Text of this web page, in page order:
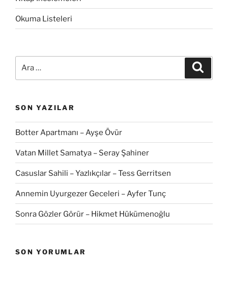
Okuma Listeleri
SON YAZILAR
Botter Apartmanı – Ayşe Övür
Vatan Millet Samatya – Seray Şahiner
Casuslar Sahili – Yazlıkçılar – Tess Gerritsen
Annemin Uyurgezer Geceleri – Ayfer Tunç
Sonra Gözler Görür – Hikmet Hükümenoğlu
SON YORUMLAR